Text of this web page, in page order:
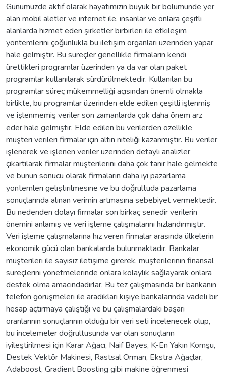
Günümüzde aktif olarak hayatımızın büyük bir bölümünde yer
alan mobil aletler ve internet ile, insanlar ve onlara çeşitli
alanlarda hizmet eden şirketler birbirleri ile etkileşim
yöntemlerini çoğunlukla bu iletişim organları üzerinden yapar
hale gelmiştir. Bu süreçler genellikle firmaların kendi
ürettikleri programlar üzerinden ya da var olan paket
programlar kullanılarak sürdürülmektedir. Kullanılan bu
programlar süreç mükemmelliği açısından önemli olmakla
birlikte, bu programlar üzerinden elde edilen çeşitli işlenmiş
ve işlenmemiş veriler son zamanlarda çok daha önem arz
eder hale gelmiştir. Elde edilen bu verilerden özellikle
müşteri verileri firmalar için altın niteliği kazanmıştır. Bu veriler
işlenerek ve işlenen veriler üzerinden detaylı analizler
çıkartılarak firmalar müşterilerini daha çok tanır hale gelmekte
ve bunun sonucu olarak firmaların daha iyi pazarlama
yöntemleri geliştirilmesine ve bu doğrultuda pazarlama
sonuçlarında alınan verimin artmasına sebebiyet vermektedir.
Bu nedenden dolayı firmalar son birkaç senedir verilerin
önemini anlamış ve veri işleme çalışmalarını hızlandırmıştır.
Veri işleme çalışmalarına hız veren firmalar arasında ülkelerin
ekonomik gücü olan bankalarda bulunmaktadır. Bankalar
müşterileri ile sayısız iletişime girerek, müşterilerinin finansal
süreçlerini yönetmelerinde onlara kolaylık sağlayarak onlara
destek olma amacındadırlar. Bu tez çalışmasında bir bankanın
telefon görüşmeleri ile aradıkları kişiye bankalarında vadeli bir
hesap açtırmaya çalıştığı ve bu çalışmalardaki başarı
oranlarının sonuçlarının olduğu bir veri seti incelenecek olup,
bu incelemeler doğrultusunda var olan sonuçların
iyileştirilmesi için Karar Ağacı, Naif Bayes, K-En Yakın Komşu,
Destek Vektör Makinesi, Rastsal Orman, Ekstra Ağaçlar,
Adaboost, Gradient Boosting gibi makine öğrenmesi